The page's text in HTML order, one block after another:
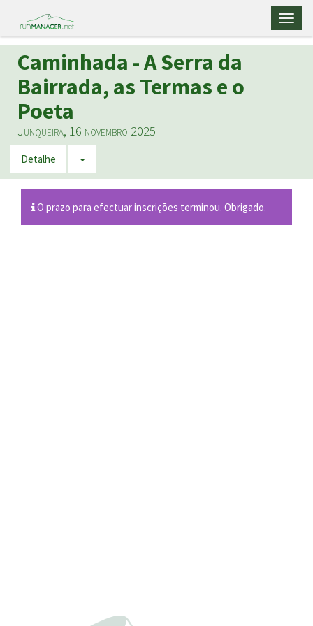
Caminhada - A Serra da
Bairrada, as Termas e o
Poeta
Junqueira, 16 novembro 2025
Detalhe
O prazo para efectuar inscrições terminou. Obrigado.